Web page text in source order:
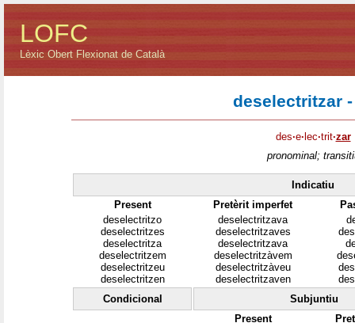
LOFC
Lèxic Obert Flexionat de Català
deselectritzar
des·e· lec·trit·zar
pronominal;
Indicatiu
Present
Pretèrit imperfet
deselectritzo
deselectritzes
deselectritza
deselectritzem
deselectritzeu
deselectritzen
deselectritzava
deselectritzaves
deselectritzava
deselectritzàvem
deselectritzàveu
deselectritzaven
Condicional
Subjuntiu
Present